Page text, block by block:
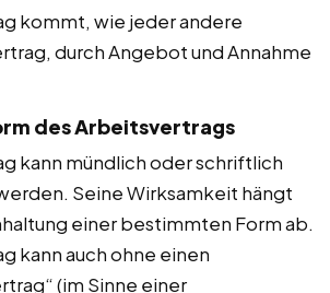
kommt, wie jeder andere
durch Angebot und Annahme
des Arbeitsvertrags
kann mündlich oder schriftlich
Seine Wirksamkeit hängt
einer bestimmten Form ab.
kann auch ohne einen
(im Sinne einer